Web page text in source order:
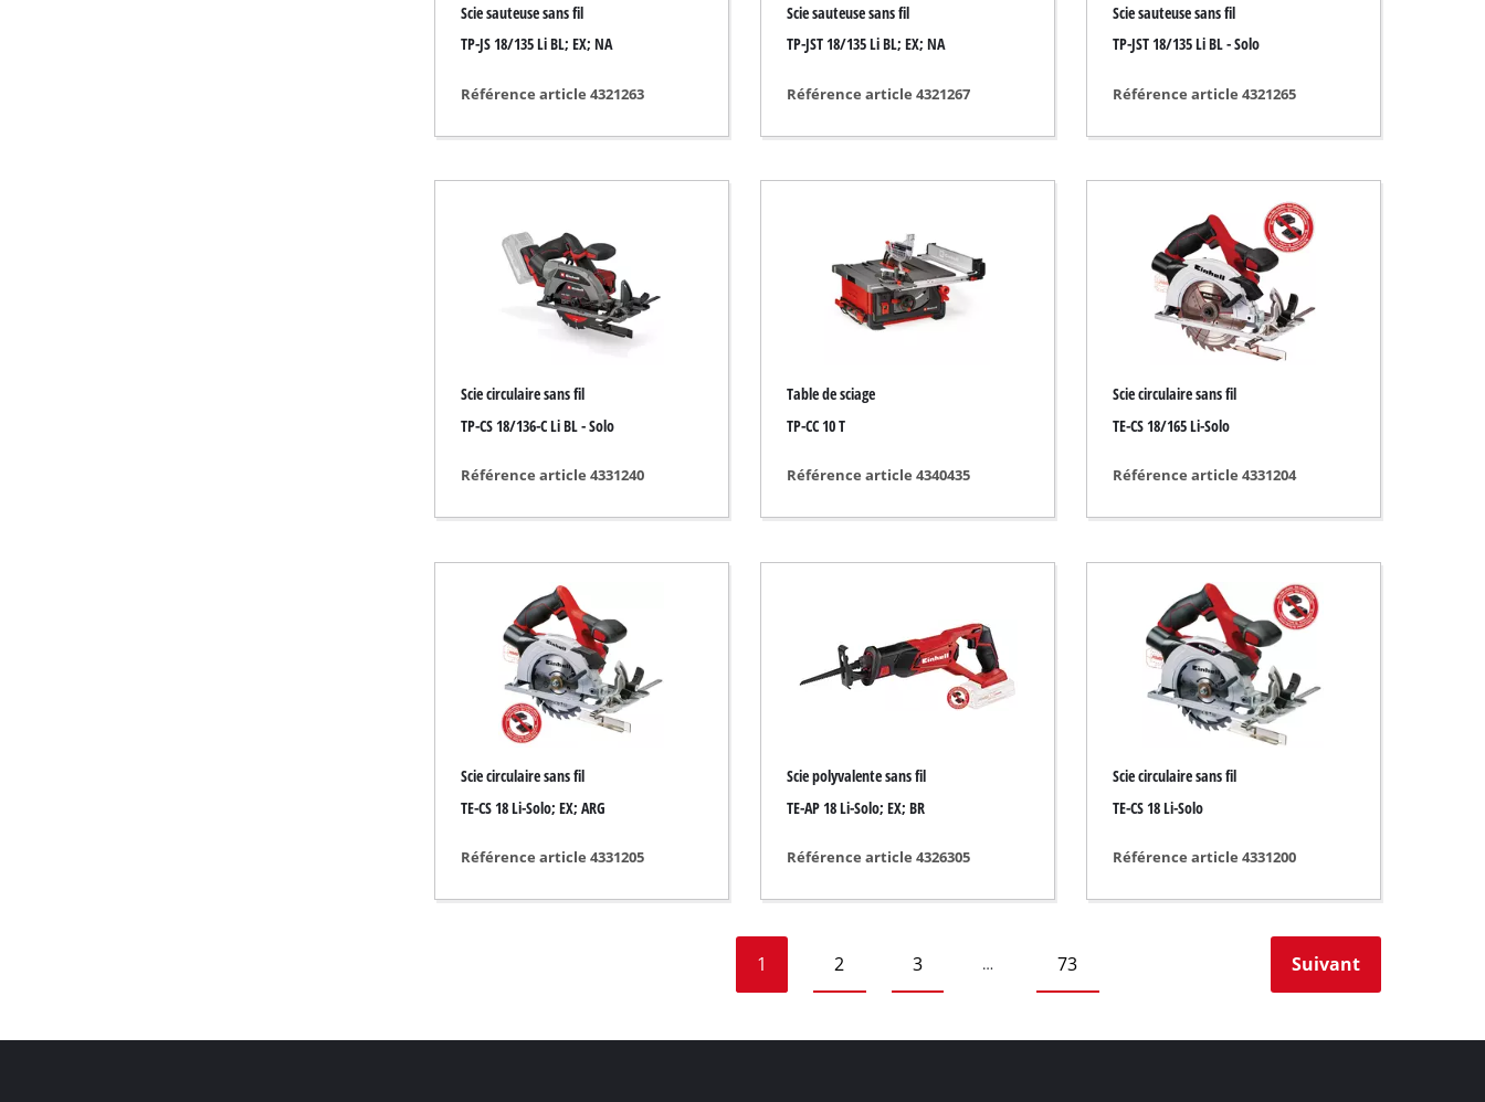
Autres équipements
Aspirateur de feuille
Scie sauteuse sans fil
TP-JS 18/135 Li BL; EX; NA
Référence article 4321263
Scie sauteuse sans fil
TP-JST 18/135 Li BL; EX; NA
Référence article 4321267
Scie sauteuse sans fil
TP-JST 18/135 Li BL - Solo
Référence article 4321265
Scie circulaire sans fil
TP-CS 18/136-C Li BL - Solo
Référence article 4331240
Table de sciage
TP-CC 10 T
Référence article 4340435
Scie circulaire sans fil
TE-CS 18/165 Li-Solo
Référence article 4331204
Scie circulaire sans fil
TE-CS 18 Li-Solo; EX; ARG
Référence article 4331205
Scie polyvalente sans fil
TE-AP 18 Li-Solo; EX; BR
Référence article 4326305
Scie circulaire sans fil
TE-CS 18 Li-Solo
Référence article 4331200
1 2 3 … 73 Suivant